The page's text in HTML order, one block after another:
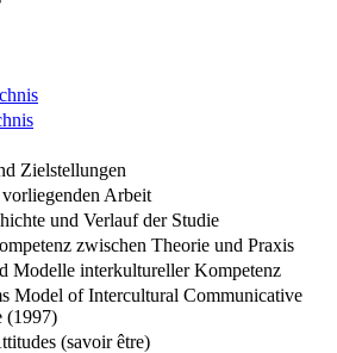
Zielstellungen
Arbeit
und Verlauf der Studie
zwischen Theorie und Praxis
Modelle interkultureller Kompetenz
Model of Intercultural Communicative
(1997)